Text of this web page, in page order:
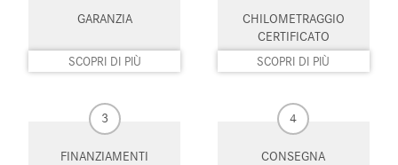
Schermo multifunzione
interamente digitale
Sedili massaggianti
Sedili riscaldati
GARANZIA
SCOPRI DI PIÙ
CHILOMETRAGGIO
CERTIFICATO
SCOPRI DI PIÙ
3
FINANZIAMENTI
4
CONSEGNA